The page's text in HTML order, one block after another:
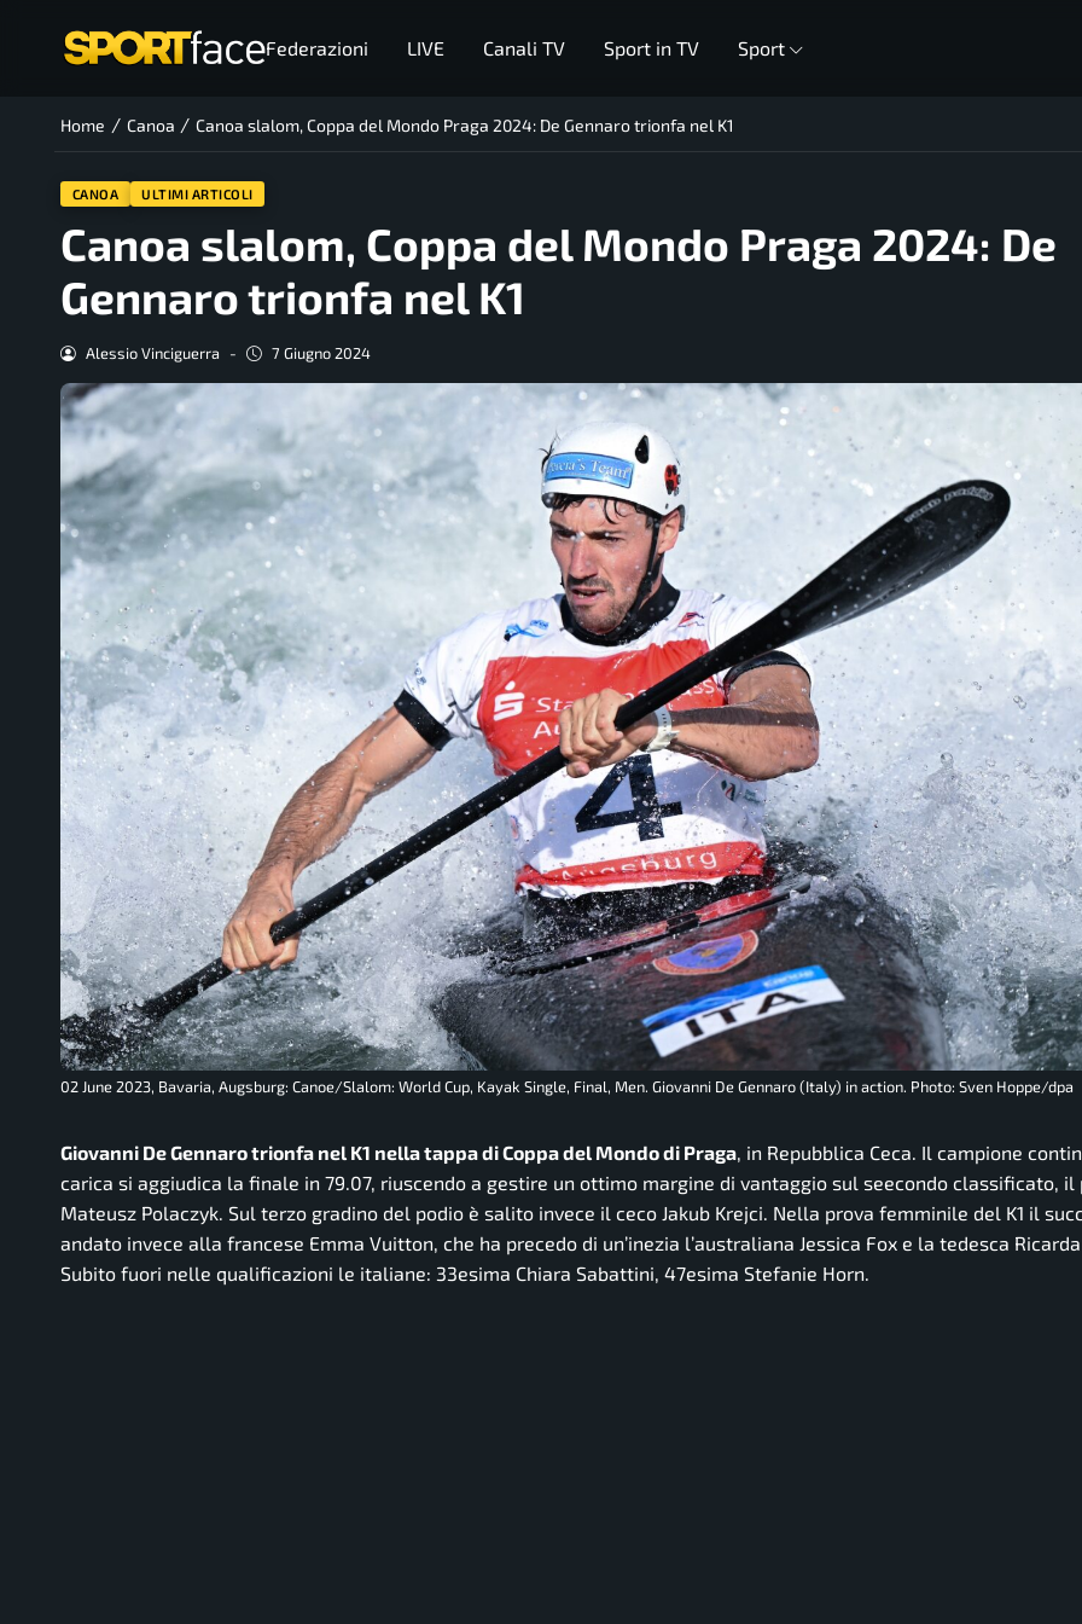
Federazioni LIVE Canali TV Sport in TV Sport
Home / Canoa / Canoa slalom, Coppa del Mondo Praga 2024: De Gennaro trionfa nel K1
CANOA ULTIMI ARTICOLI
Canoa slalom, Coppa del Mondo Praga 2024: De
Gennaro trionfa nel K1
Alessio Vinciguerra - 7 Giugno 2024
02 June 2023, Bavaria, Augsburg: Canoe/Slalom: World Cup, Kayak Single, Final, Men. Giovanni De Gennaro (Italy) in action. Photo: Sven Hoppe/dpa
Giovanni De Gennaro trionfa nel K1 nella tappa di Coppa del Mondo di Praga , in Repubblica Ceca. Il campione
carica si aggiudica la finale in 79.07, riuscendo a gestire un ottimo margine di vantaggio sul seecondo classificato, il
Mateusz Polaczyk. Sul terzo gradino del podio è salito invece il ceco Jakub Krejci. Nella prova femminile del K1 il
andato invece alla francese Emma Vuitton, che ha precedo di un’inezia l’australiana Jessica Fox e la tedesca Ricarda
Subito fuori nelle qualificazioni le italiane: 33esima Chiara Sabattini, 47esima Stefanie Horn.